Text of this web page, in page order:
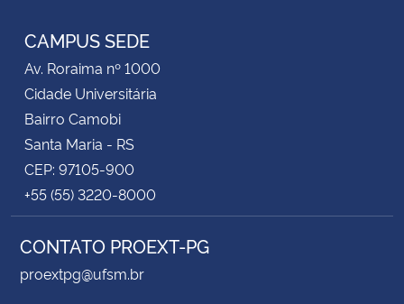
CAMPUS SEDE
Av. Roraima nº 1000
Cidade Universitária
Bairro Camobi
Santa Maria - RS
CEP: 97105-900
+55 (55) 3220-8000
CONTATO PROEXT-PG
proextpg@ufsm.br